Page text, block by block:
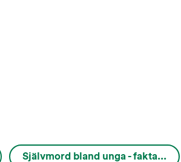
Självmord bland unga - fakta...